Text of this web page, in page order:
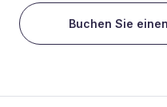
Buchen Sie